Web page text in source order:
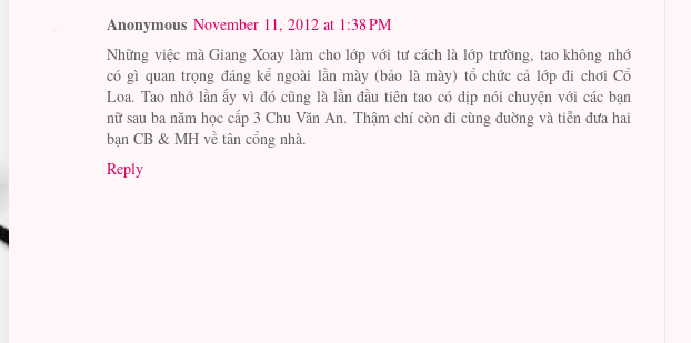
Anonymous November 11, 2012 at 1:38 PM
Những việc mà Giang Xoay làm cho lớp với tư cách là lớp trường, tao không nhớ
có gì quan trọng đáng kể ngoài lần mày (bảo là mày) tổ chức cả lớp đi chơi Cổ
Loa. Tao nhớ lần ấy vì đó cũng là lần đầu tiên tao có dịp nói chuyện với các bạn
nữ sau ba năm học cấp 3 Chu Văn An. Thậm chí còn đi cùng đuờng và tiễn đưa hai
bạn CB & MH về tân cổng nhà.
Reply